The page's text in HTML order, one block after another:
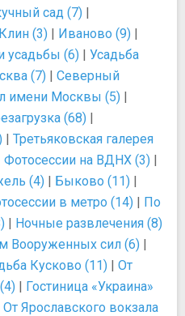
сад (7) |
Клин (3) | Иваново (9) |
усадьбы (6) | Усадьба
(7) | Северный
имени Москвы (5) |
(68) |
| Третьяковская галерея
Фотосессии на ВДНХ (3) |
(4) | Быково (11) |
в метро (14) | По
| Ночные развлечения (8)
Вооруженных сил (6) |
Кусково (11) | От
| Гостиница «Украина»
От Ярославского вокзала